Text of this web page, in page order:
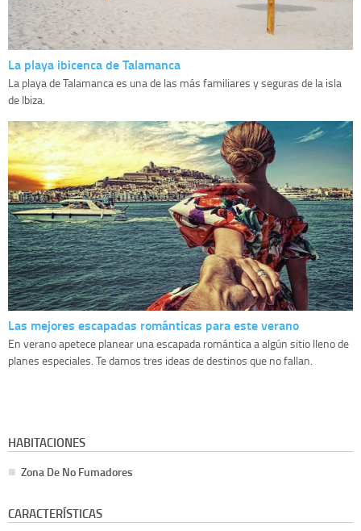
La playa ibicenca de Talamanca
La playa de Talamanca es una de las más familiares y seguras de la isla
de Ibiza.
Las mejores escapadas románticas para este verano
En verano apetece planear una escapada romántica a algún sitio lleno de
planes especiales. Te damos tres ideas de destinos que no fallan.
HABITACIONES
Zona De No Fumadores
CARACTERÍSTICAS